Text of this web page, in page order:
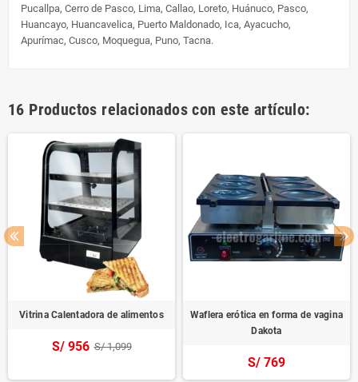
Pucallpa, Cerro de Pasco, Lima, Callao, Loreto, Huánuco, Pasco,
Huancayo, Huancavelica, Puerto Maldonado, Ica, Ayacucho,
Apurímac, Cusco, Moquegua, Puno, Tacna.
16 Productos relacionados con este artículo:
Vitrina Calentadora de alimentos
S/ 956 S/ 1,099
Waflera erótica en forma de vagina
Dakota
S/ 769